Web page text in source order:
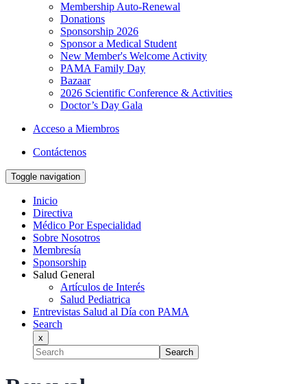
Membership Auto-Renewal
Donations
Sponsorship 2026
Sponsor a Medical Student
New Member's Welcome Activity
PAMA Family Day
Bazaar
2026 Scientific Conference & Activities
Doctor’s Day Gala
Acceso a Miembros
Contáctenos
Toggle navigation
Inicio
Directiva
Médico Por Especialidad
Sobre Nosotros
Membresía
Sponsorship
Salud General
Artículos de Interés
Salud Pediatrica
Entrevistas Salud al Día con PAMA
Search
x
Search